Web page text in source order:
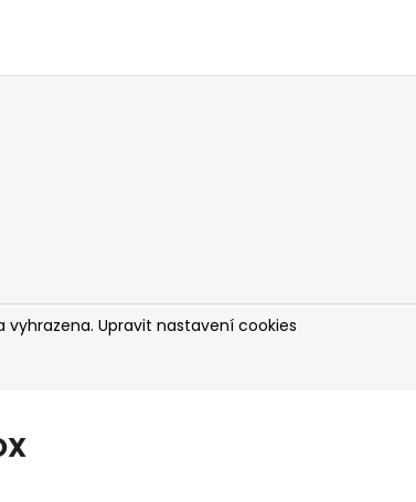
vyhrazena. Upravit nastavení cookies